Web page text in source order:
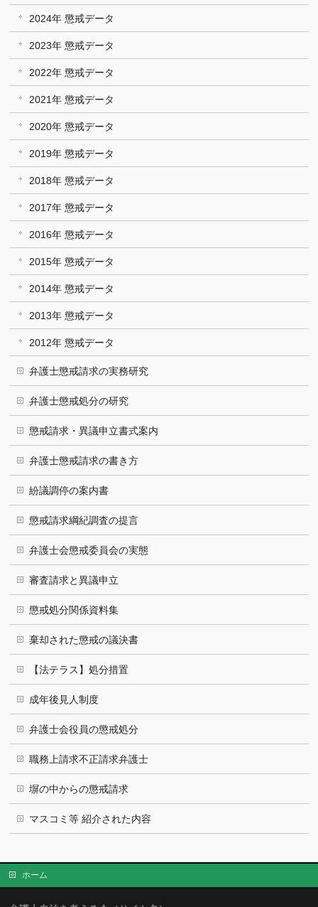
2024年 懲戒データ
2023年 懲戒データ
2022年 懲戒データ
2021年 懲戒データ
2020年 懲戒データ
2019年 懲戒データ
2018年 懲戒データ
2017年 懲戒データ
2016年 懲戒データ
2015年 懲戒データ
2014年 懲戒データ
2013年 懲戒データ
2012年 懲戒データ
弁護士懲戒請求の実務研究
弁護士懲戒処分の研究
懲戒請求・異議申立書式案内
弁護士懲戒請求の書き方
紛議調停の案内書
懲戒請求綱紀調査の提言
弁護士会懲戒委員会の実態
審査請求と異議申立
懲戒処分関係資料集
棄却された懲戒の議決書
【法テラス】処分措置
成年後見人制度
弁護士会役員の懲戒処分
職務上請求不正請求弁護士
塀の中からの懲戒請求
マスコミ等 紹介された内容
ホーム